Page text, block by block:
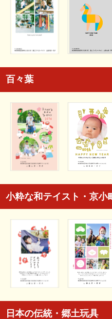
百々葉
小粋な和テイスト・京小
日本の伝統・郷土玩具